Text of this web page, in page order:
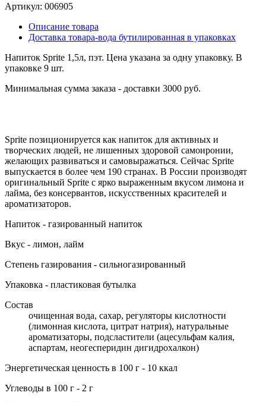
Артикул: 006905
Описание товара
Доставка товара-вода бутилированная в упаковках
Напиток Sprite 1,5л, пэт. Цена указана за одну упаковку. В
упаковке 9 шт.
Минимальная сумма заказа - доставки 3000 руб.
Sprite позиционируется как напиток для активных и
творческих людей, не лишенных здоровой самоиронии,
желающих развиваться и самовыражаться. Сейчас Sprite
выпускается в более чем 190 странах. В России производят
оригинальный Sprite с ярко выраженным вкусом лимона и
лайма, без консервантов, искусственных красителей и
ароматизаторов.
Напиток - газированный напиток
Вкус - лимон, лайм
Степень газирования - сильногазированный
Упаковка - пластиковая бутылка
Состав
очищенная вода, сахар, регуляторы кислотности
(лимонная кислота, цитрат натрия), натуральные
ароматизаторы, подсластители (ацесульфам калия,
аспартам, неогесперидин дигидрохалкон)
Энергетическая ценность в 100 г - 10 ккал
Углеводы в 100 г - 2 г